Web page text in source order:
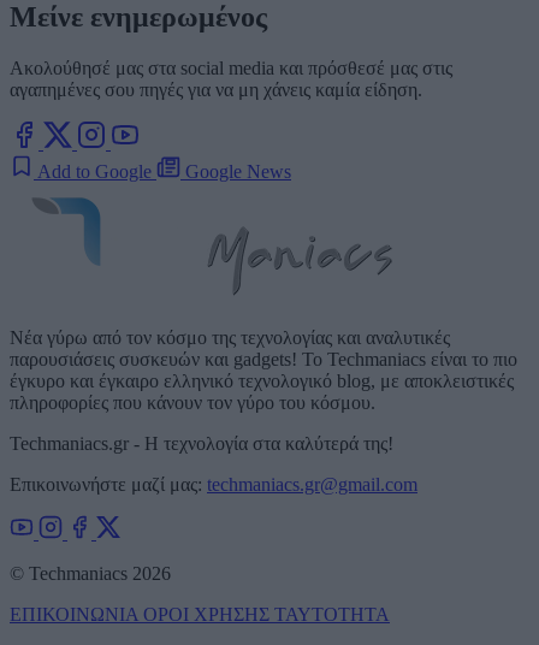
Μείνε ενημερωμένος
Ακολούθησέ μας στα social media και πρόσθεσέ μας στις
αγαπημένες σου πηγές για να μη χάνεις καμία είδηση.
Add to Google Google News
Νέα γύρω από τον κόσμο της τεχνολογίας και αναλυτικές
παρουσιάσεις συσκευών και gadgets! Το Techmaniacs είναι το πιο
έγκυρο και έγκαιρο ελληνικό τεχνολογικό blog, με αποκλειστικές
πληροφορίες που κάνουν τον γύρο του κόσμου.
Techmaniacs.gr - Η τεχνολογία στα καλύτερά της!
Επικοινωνήστε μαζί μας: techmaniacs.gr@gmail.com
© Techmaniacs 2026
ΕΠΙΚΟΙΝΩΝΙΑ ΟΡΟΙ ΧΡΗΣΗΣ ΤΑΥΤΟΤΗΤΑ